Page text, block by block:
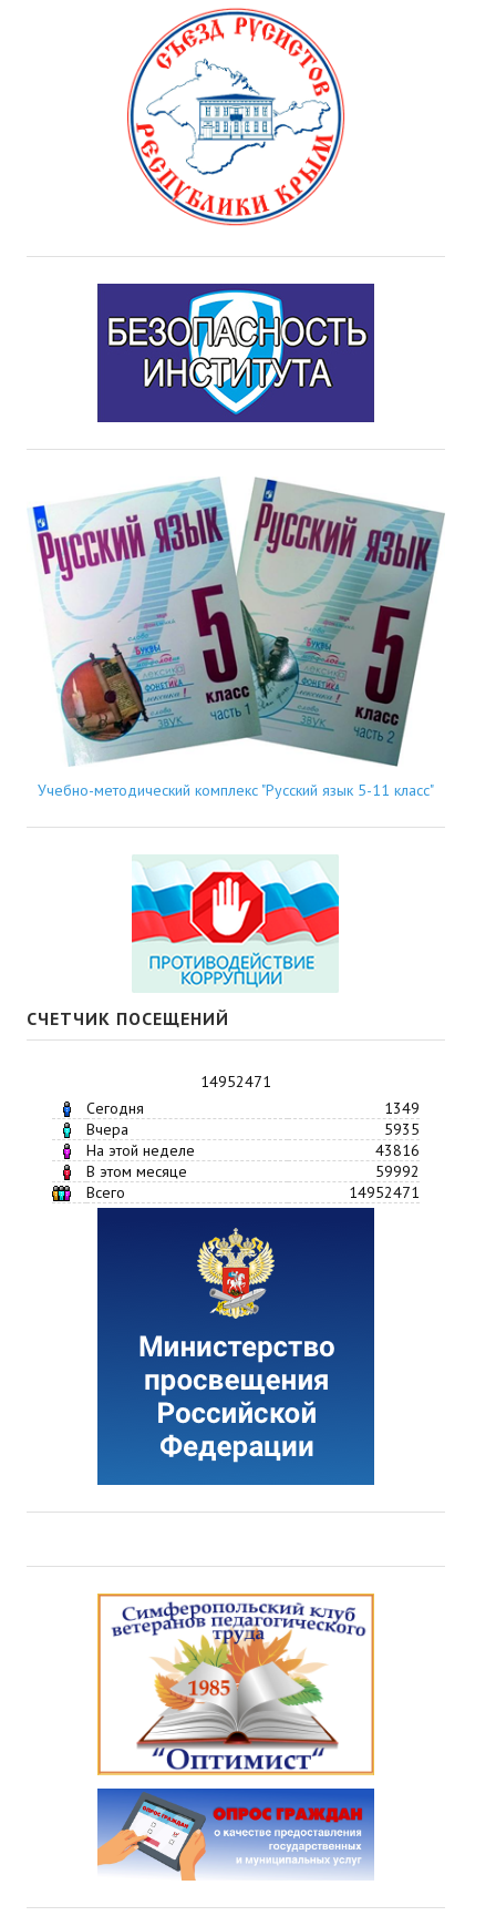
Учебно-методический комплекс "Русский язык 5-11 класс"
СЧЕТЧИК ПОСЕЩЕНИЙ
14952471
Сегодня
1349
Вчера
5935
На этой неделе
43816
В этом месяце
59992
Всего
14952471